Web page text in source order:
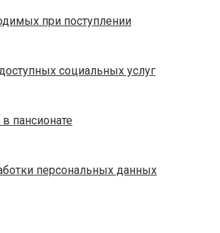
при поступлении
социальных услуг
пансионате
персональных данных